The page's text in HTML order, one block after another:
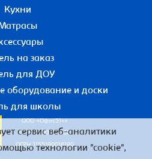
Кухни
на заказ
для ДОУ
оборудование и доски
для школы
ООО «Офис51+»
ИНН 5190055780
ОГРН 1155190016190
сервис веб-аналитики
технологии "cookie",